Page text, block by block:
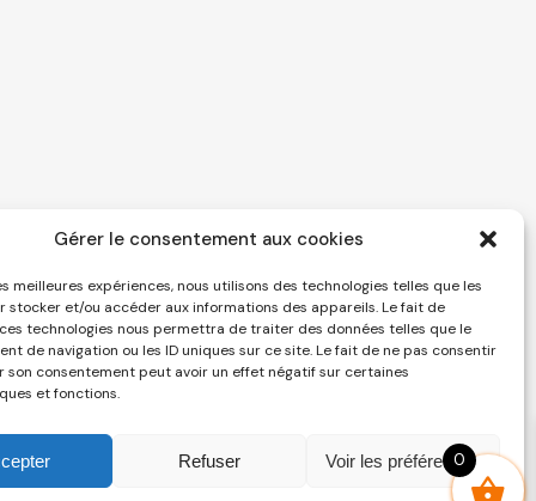
Gérer le consentement aux cookies
meilleures expériences, nous utilisons des technologies telles que les
stocker et/ou accéder aux informations des appareils. Le fait de
technologies nous permettra de traiter des données telles que le
de navigation ou les ID uniques sur ce site. Le fait de ne pas consentir
son consentement peut avoir un effet négatif sur certaines
et fonctions.
Refuser Voir les préférences
0